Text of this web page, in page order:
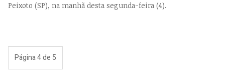
Peixoto (SP), na manhã desta segunda-feira (4).
Página 4 de 5